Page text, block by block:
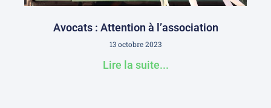
Avocats : Attention à l’association
13 octobre 2023
Lire la suite...